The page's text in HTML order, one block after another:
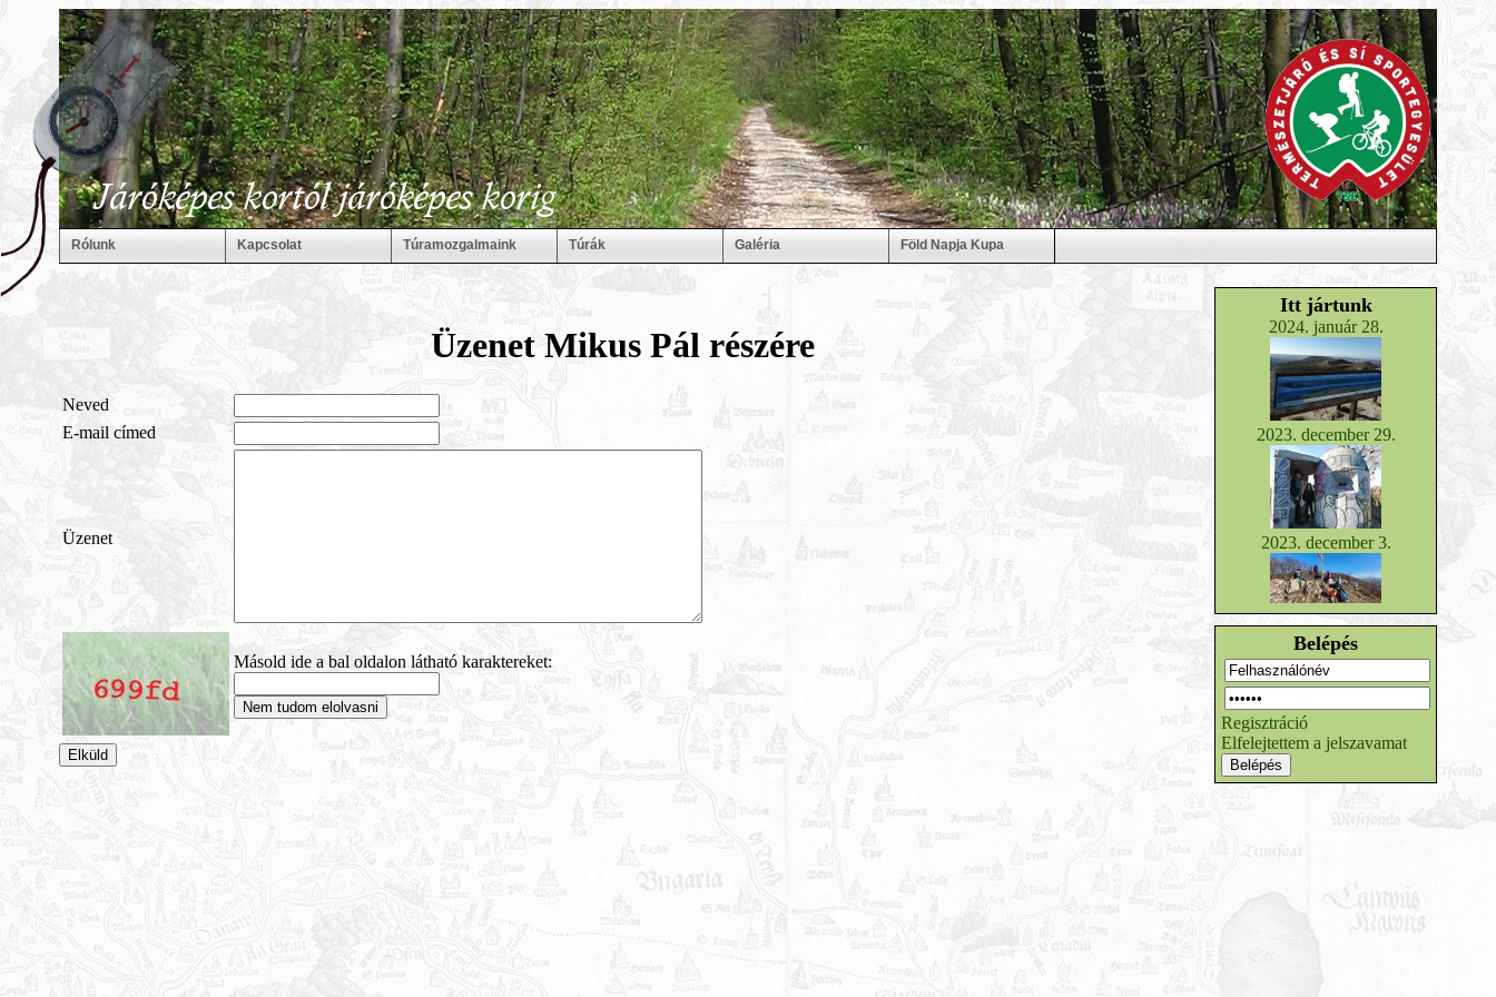
Rólunk Kapcsolat Túramozgalmaink Túrák Galéria Föld Napja Kupa
Itt jártunk
2024. január 28.
2023. december 29.
2023. december 3.
Belépés
Regisztráció
Elfelejtettem a jelszavamat
Üzenet Mikus Pál részére
Neved
E-mail címed
Üzenet
Másold ide a bal oldalon látható karaktereket: